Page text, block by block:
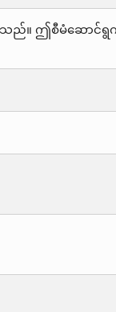
န်ပါသည်။ ဤစီမံဆေ